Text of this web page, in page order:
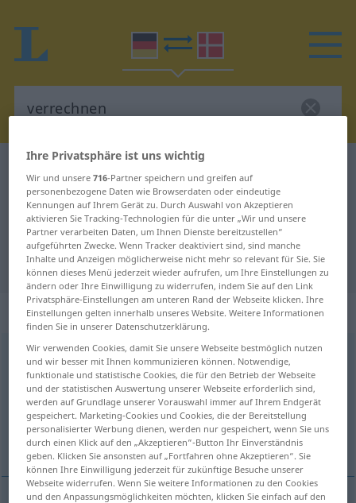
Deutsch-Dänisch Übersetzung für
"verrechnen"
"verrechnen" Dänisch Übersetzung
„verrechnen“
verrechnen
Übersicht aller Übersetzungen
(Für mehr Details die Übersetzung anklicken/antippen)
godtgøre, afregne
Ihre Privatsphäre ist uns wichtig
Wir und unsere716-Partner speichern und greifen auf
personenbezogene Daten wie Browserdaten oder eindeutige
Kennungen auf Ihrem Gerät zu. Durch Auswahl von Akzeptieren
aktivieren Sie Tracking-Technologien für die unter „Wir und unsere
Partner verarbeiten Daten, um Ihnen Dienste bereitzustellen“
aufgeführten Zwecke. Wenn Tracker deaktiviert sind, sind manche
Inhalte und Anzeigen möglicherweise nicht mehr so relevant für Sie. Sie
können dieses Menü jederzeit wieder aufrufen, um Ihre Einstellungen zu
ändern oder Ihre Einwilligung zu widerrufen, indem Sie auf den Link
Privatsphäre-Einstellungen am unteren Rand der Webseite klicken. Ihre
Einstellungen gelten innerhalb unseres Website. Weitere Informationen
finden Sie in unserer Datenschutzerklärung.
Wir verwenden Cookies, damit Sie unsere Webseite bestmöglich nutzen
und wir besser mit Ihnen kommunizieren können. Notwendige,
funktionale und statistische Cookies, die für den Betrieb der Webseite
und der statistischen Auswertung unserer Webseite erforderlich sind,
werden auf Grundlage unserer Vorauswahl immer auf Ihrem Endgerät
gespeichert. Marketing-Cookies und Cookies, die der Bereitstellung
personalisierter Werbung dienen, werden nur gespeichert, wenn Sie uns
durch einen Klick auf den „Akzeptieren“-Button Ihr Einverständnis
geben. Klicken Sie ansonsten auf „Fortfahren ohne Akzeptieren“. Sie
können Ihre Einwilligung jederzeit für zukünftige Besuche unserer
Webseite widerrufen. Wenn Sie weitere Informationen zu den Cookies
und den Anpassungsmöglichkeiten möchten, klicken Sie einfach auf den